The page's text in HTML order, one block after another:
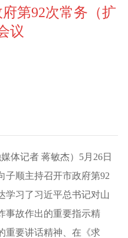
第92次常务（扩
议
体记者 蒋敏杰）5月26日
子顺主持召开市政府第92
学习了习近平总书记对山
事故作出的重要指示精
重要讲话精神、在《求